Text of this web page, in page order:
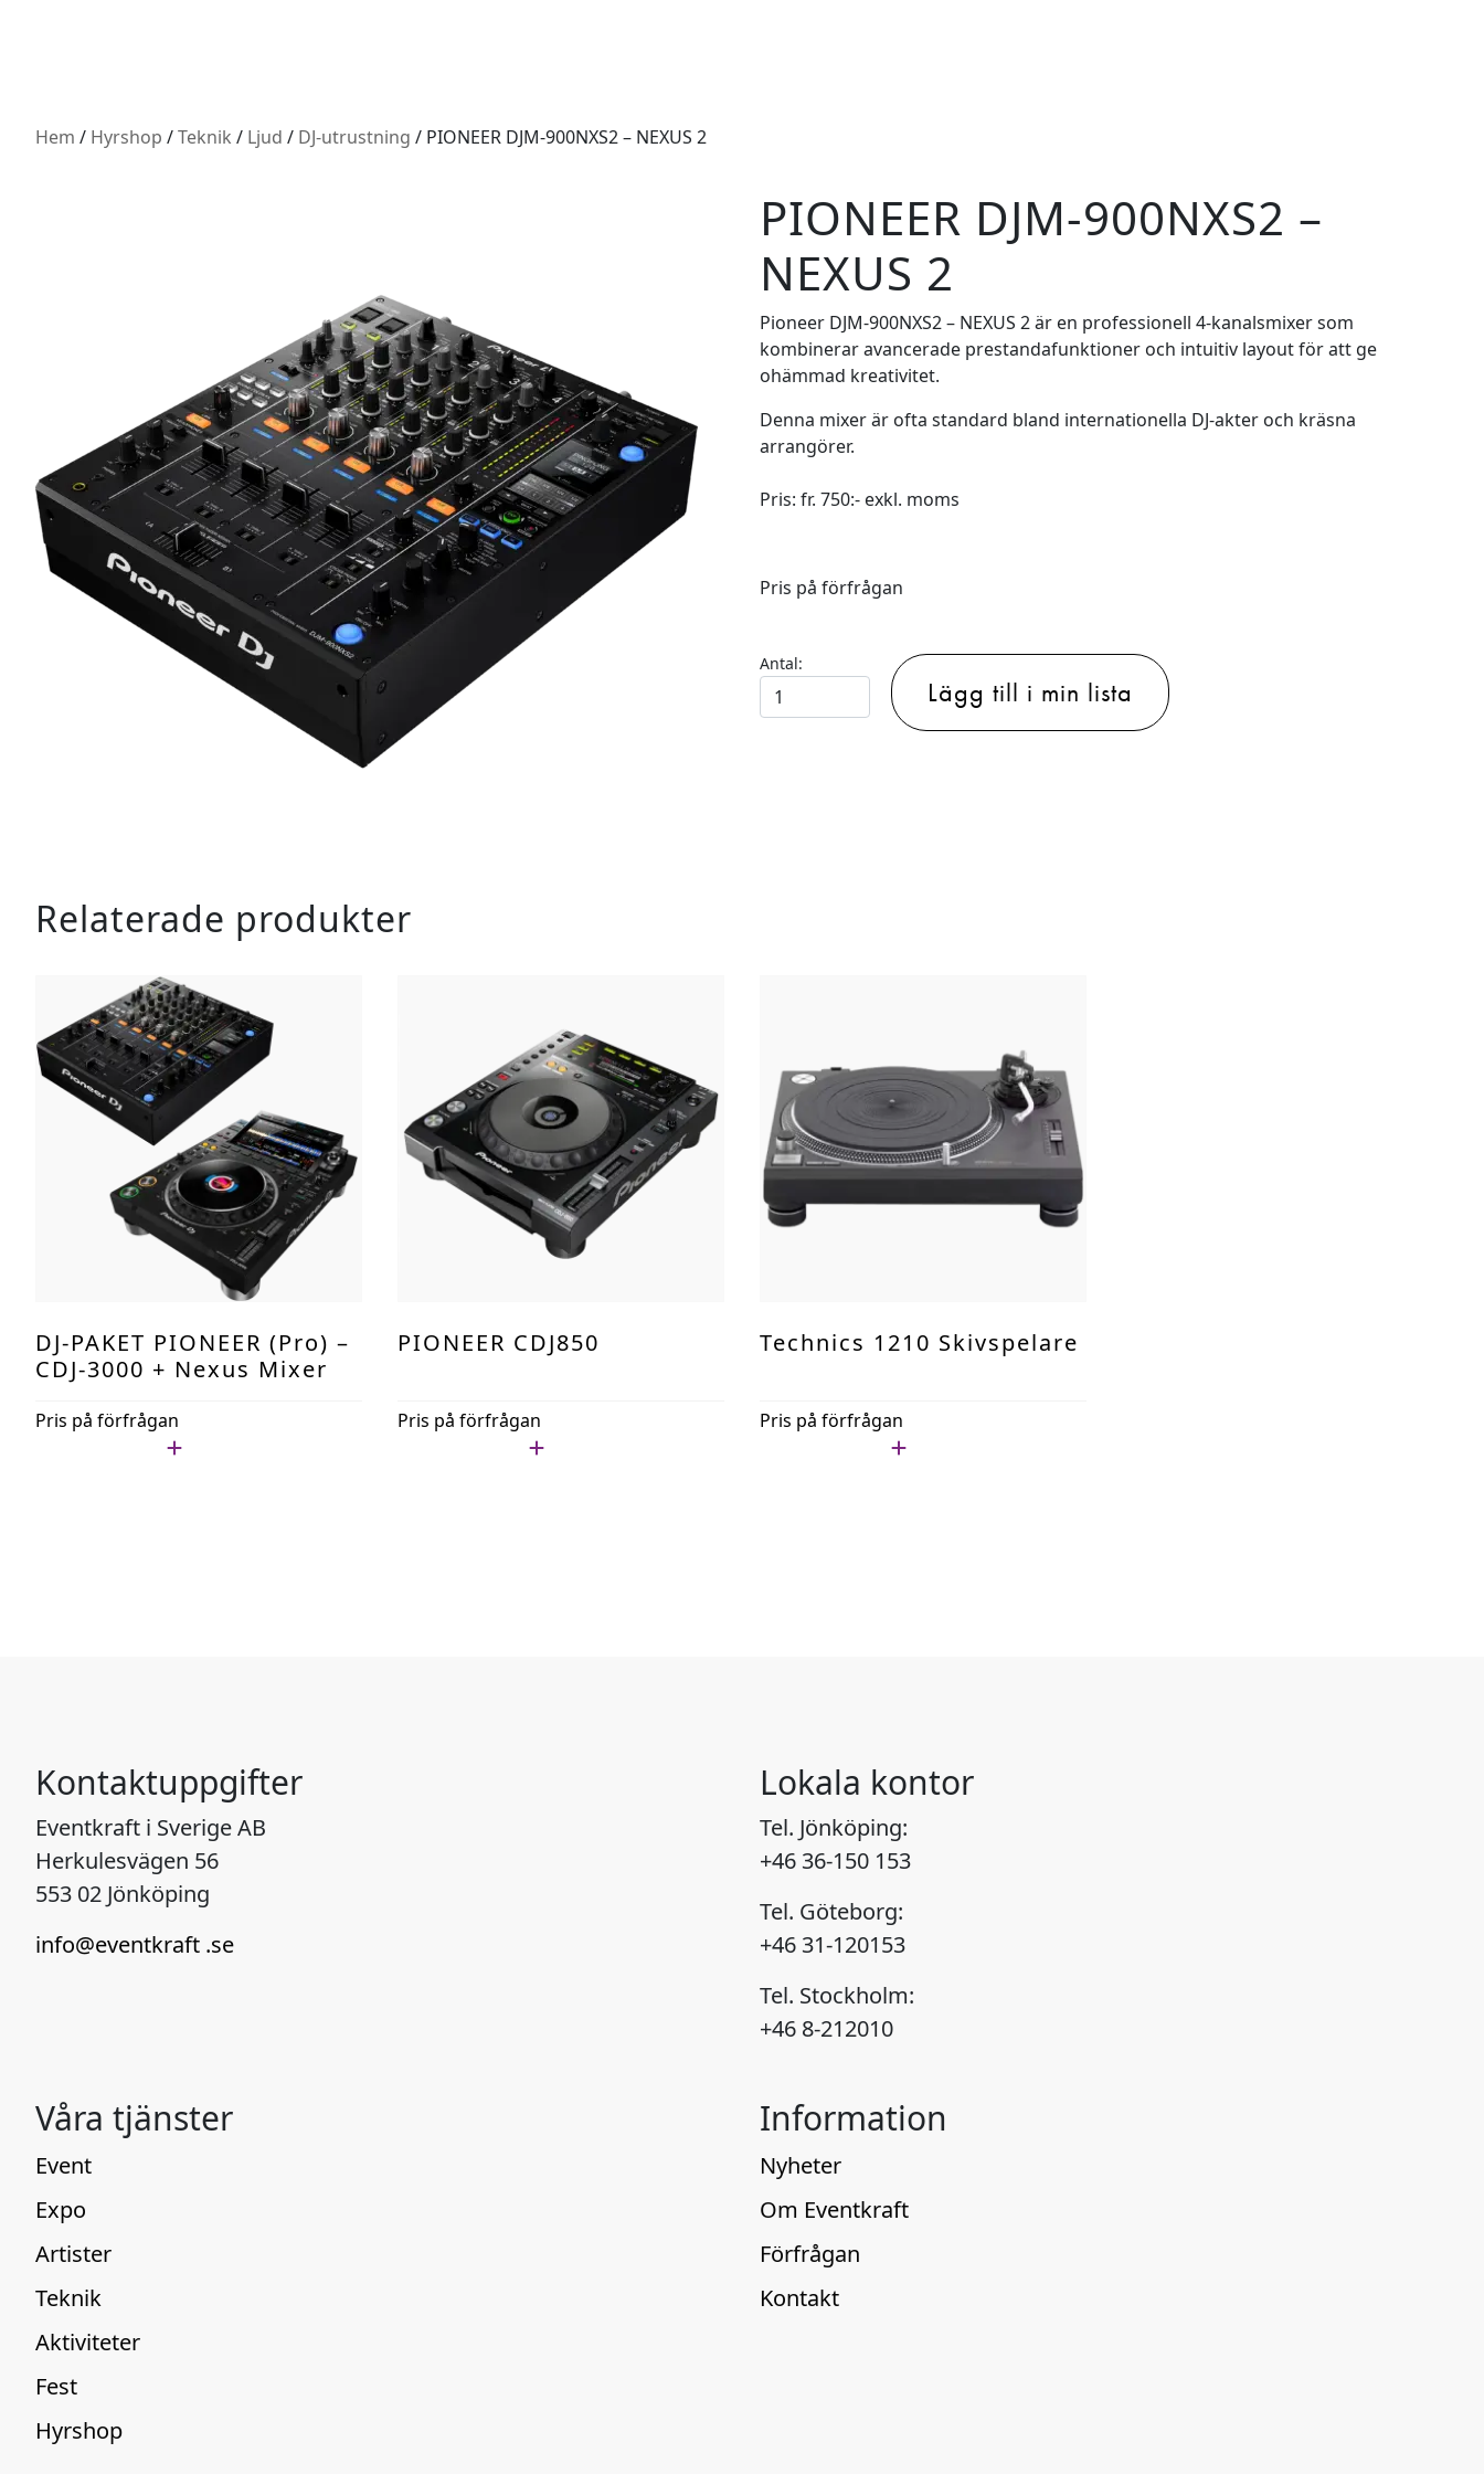
Hem / Hyrshop /Teknik / Ljud / DJ-utrustning / PIONEER DJM-900NXS2 – NEXUS 2
PIONEER DJM-900NXS2 –
NEXUS 2
Pioneer DJM-900NXS2 – NEXUS 2 är en professionell 4-kanalsmixer som
kombinerar avancerade prestandafunktioner och intuitiv layout för att ge
ohämmad kreativitet.
Denna mixer är ofta standard bland internationella DJ-akter och kräsna
arrangörer.
Pris: fr. 750:- exkl. moms
Pris på förfrågan
Antal:
PIONEER
DJM-
Lägg till i min lista
Relaterade produkter
DJ-PAKET PIONEER (pro) –
CDJ-3000 + Nexus Mixer
Pris på förfrågan
PIONEER CDJ850
Pris på förfrågan
Technics 1210 Skivspelare
Pris på förfrågan
Kontaktuppgifter
Eventkraft i Sverige AB
Herkulesvägen 56
553 02 Jönköping
info@eventkraft .se
Lokala kontor
Tel. Jönköping:
+46 36-150 153
Tel. Göteborg:
+46 31-120153
Tel. Stockholm:
+46 8-212010
Våra tjänster
Event
Expo
Artister
Teknik
Aktiviteter
Fest
Hyrshop
Information
Nyheter
Om Eventkraft
Förfrågan
Kontakt